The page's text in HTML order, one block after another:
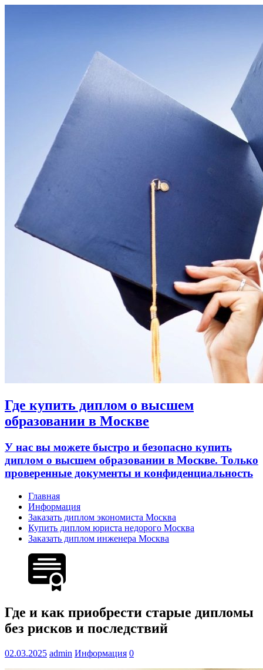
Где купить диплом о высшем
образовании в Москве
У нас вы можете быстро и безопасно купить
диплом о высшем образовании в Москве. Только
проверенные документы и конфиденциальность
Главная
Информация
Заказать диплом экономиста Москва
Купить диплом юриста недорого Москва
Заказать диплом инженера Москва
Где и как приобрести старые дипломы
без рисков и последствий
02.03.2025 admin Информация 0